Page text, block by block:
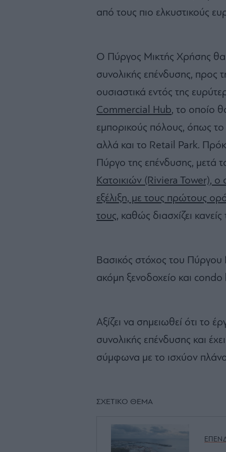
από τους πιο ελκυστικούς
Ο Πύργος Μικτής Χρήσης θα
συνολικής επένδυσης, προς
ουσιαστικά εντός της
Commercial Hub, το οποίο
εμπορικούς πόλους, όπως το
αλλά και το Retail Park.
Πύργο της επένδυσης, μετά
Κατοικιών (Riviera Tower), ο
εξέλιξη, με τους πρώτους
τους, καθώς διασχίζει
Βασικός στόχος του Πύργου
ακόμη ξενοδοχείο και condo
Αξίζει να σημειωθεί ότι το
συνολικής επένδυσης και
σύμφωνα με το ισχύον
ΣΧΕΤΙΚΟ ΘΕΜΑ